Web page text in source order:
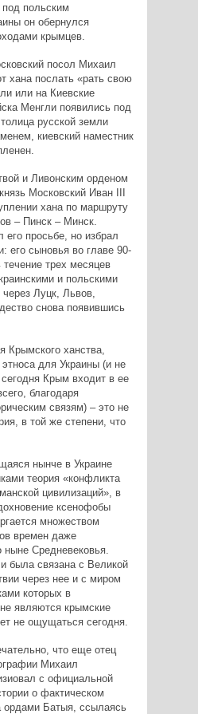
польским
он обернулся
крымцев.
посол Михаил
хана послать «рать свою
или на Киевские
Менгли появились под
русской земли
киевский наместник
и Ливонским орденом
Московский Иван III
хана по маршруту
– Пинск – Минск.
его просьбе, но избрал
его сыновья во главе 90-
течение трех месяцев
и польскими
Луцк, Львов,
снова появившись
Крымского ханства,
этноса для Украины (и не
Крым входит в ее
благодаря
связям) – это не
в той же степени, что
нынче в Украине
теория «конфликта
цивилизаций», в
ксенофобы
множеством
времен даже
ныне Средневековья.
была связана с Великой
через нее и с миром
которых в
являются крымские
не ощущаться сегодня.
что еще отец
Михаил
с официальной
о фактическом
ордами Батыя, ссылаясь